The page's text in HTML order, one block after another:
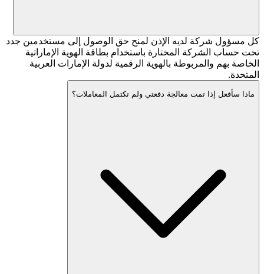
كل مسؤول شركة لديه الإذن لمنح حق الوصول إلى مستخدمين جدد
تحت حساب الشركة المختارة باستخدام بطاقة الهوية الإماراتية
الخاصة بهم والمربوطة بالهوية الرقمية لدولة الإمارات العربية
المتحدة.
ماذا سأفعل إذا تمت معالجة دفعتي ولم تكتمل المعاملات؟